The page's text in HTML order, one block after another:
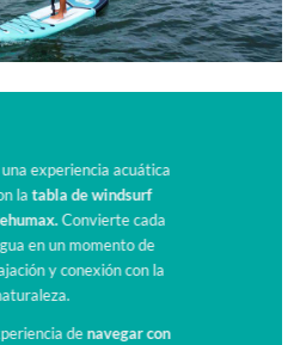
experiencia acuática
latabla de windsurf
Convierte cada
en un momento de
y conexión con la
denavegar con